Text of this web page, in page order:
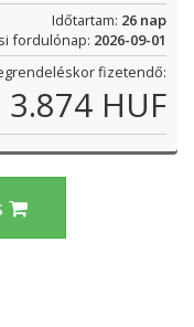
Időtartam: 26 nap
fordulónap: 2026-09-01
fizetendő:
3.874 HUF